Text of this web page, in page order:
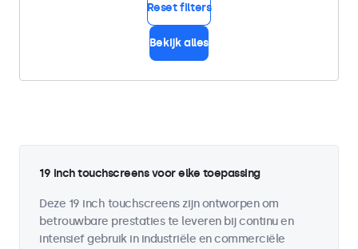
Reset filters
Bekijk alles
19 inch touchscreens voor elke toepassing
Deze 19 inch touchscreens zijn ontworpen om
betrouwbare prestaties te leveren bij continu en
intensief gebruik in industriële en commerciële